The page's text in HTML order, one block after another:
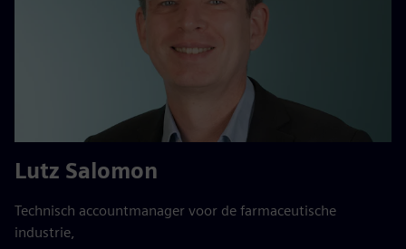
Lutz Salomon
Technisch accountmanager voor de farmaceutische
industrie,